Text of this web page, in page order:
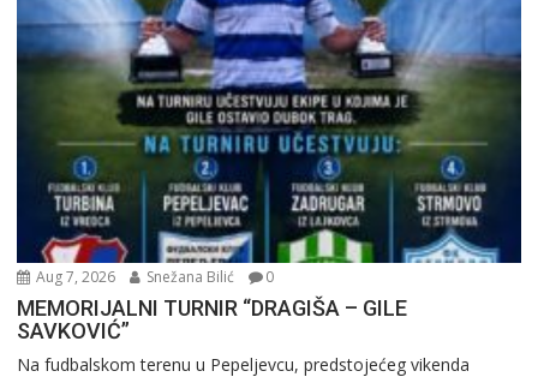
Aug 7, 2026 Snežana Bilić 0
MEMORIJALNI TURNIR “DRAGIŠA – GILE
SAVKOVIĆ”
Na fudbalskom terenu u Pepeljevcu, predstojećeg vikenda